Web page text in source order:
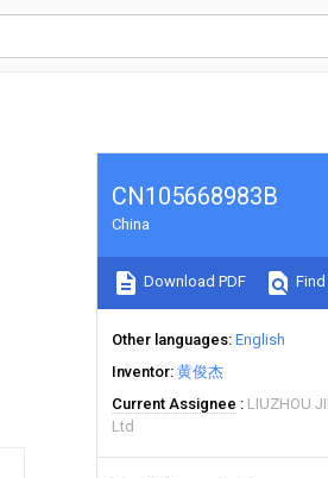
CN105668983B
China
Download PDF
Other languages English
Inventor 黄俊杰
Current Assignee
LIUZHOU
Ltd